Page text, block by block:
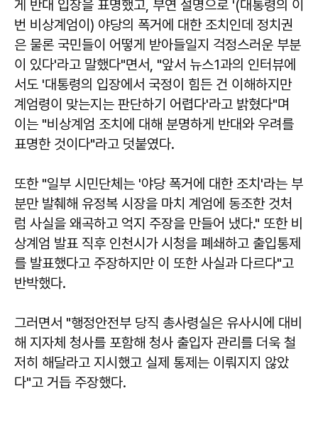
게 반대 입장을 표명했고, 부연 설명으로 '(대통령의 이
번 비상계엄이) 야당의 폭거에 대한 조치인데 정치권
은 물론 국민들이 어떻게 받아들일지 걱정스러운 부분
이 있다'라고 말했다"면서, "앞서 뉴스1과의 인터뷰에
서도 '대통령의 입장에서 국정이 힘든 건 이해하지만
계엄령이 맞는지는 판단하기 어렵다'라고 밝혔다"며
이는 "비상계엄 조치에 대해 분명하게 반대와 우려를
표명한 것이다"라고 덧붙였다.
또한 "일부 시민단체는 '야당 폭거에 대한 조치'라는 부
분만 발췌해 유정복 시장을 마치 계엄에 동조한 것처
럼 사실을 왜곡하고 억지 주장을 만들어 냈다." 또한 비
상계엄 발표 직후 인천시가 시청을 폐쇄하고 출입통제
를 발표했다고 주장하지만 이 또한 사실과 다르다"고
반박했다.
그러면서 "행정안전부 당직 총사령실은 유사시에 대비
해 지자체 청사를 포함해 청사 출입자 관리를 더욱 철
저히 해달라고 지시했고 실제 통제는 이뤄지지 않았
다"고 거듭 주장했다.